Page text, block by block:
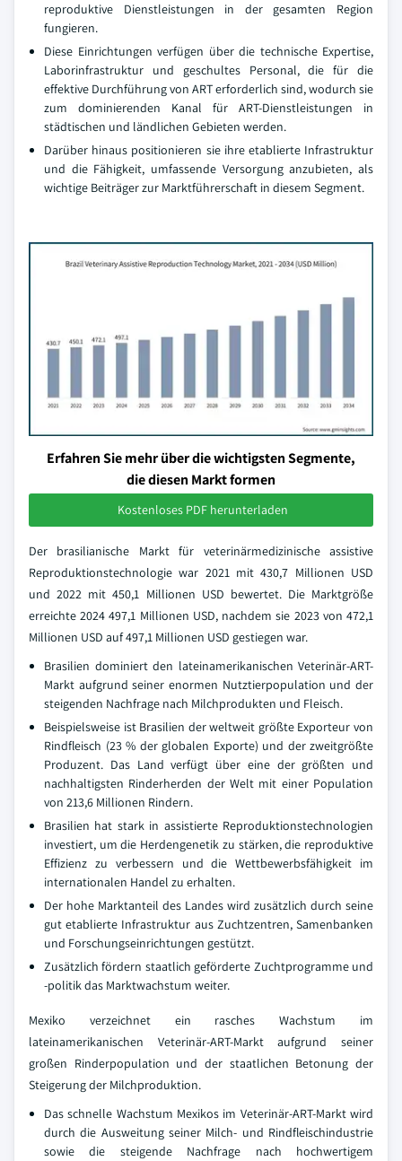
reproduktive Dienstleistungen in der gesamten Region
fungieren.
Diese Einrichtungen verfügen über die technische Expertise,
Laborinfrastruktur und geschultes Personal, die für die
effektive Durchführung von ART erforderlich sind, wodurch sie
zum dominierenden Kanal für ART-Dienstleistungen in
städtischen und ländlichen Gebieten werden.
Darüber hinaus positionieren sie ihre etablierte Infrastruktur
und die Fähigkeit, umfassende Versorgung anzubieten, als
wichtige Beiträger zur Marktführerschaft in diesem Segment.
Erfahren Sie mehr über die wichtigsten Segmente,
die diesen Markt formen
Kostenloses PDF herunterladen
Der brasilianische Markt für veterinärmedizinische assistive
Reproduktionstechnologie war 2021 mit 430,7 Millionen USD
und 2022 mit 450,1 Millionen USD bewertet. Die Marktgröße
erreichte 2024 497,1 Millionen USD, nachdem sie 2023 von 472,1
Millionen USD auf 497,1 Millionen USD gestiegen war.
Brasilien dominiert den lateinamerikanischen Veterinär-ART-
Markt aufgrund seiner enormen Nutztierpopulation und der
steigenden Nachfrage nach Milchprodukten und Fleisch.
Beispielsweise ist Brasilien der weltweit größte Exporteur von
Rindfleisch (23 % der globalen Exporte) und der zweitgrößte
Produzent. Das Land verfügt über eine der größten und
nachhaltigsten Rinderherden der Welt mit einer Population
von 213,6 Millionen Rindern.
Brasilien hat stark in assistierte Reproduktionstechnologien
investiert, um die Herdengenetik zu stärken, die reproduktive
Effizienz zu verbessern und die Wettbewerbsfähigkeit im
internationalen Handel zu erhalten.
Der hohe Marktanteil des Landes wird zusätzlich durch seine
gut etablierte Infrastruktur aus Zuchtzentren, Samenbanken
und Forschungseinrichtungen gestützt.
Zusätzlich fördern staatlich geförderte Zuchtprogramme und
-politik das Marktwachstum weiter.
Mexiko verzeichnet ein rasches Wachstum im
lateinamerikanischen Veterinär-ART-Markt aufgrund seiner
großen Rinderpopulation und der staatlichen Betonung der
Steigerung der Milchproduktion.
Das schnelle Wachstum Mexikos im Veterinär-ART-Markt wird
durch die Ausweitung seiner Milch- und Rindfleischindustrie
sowie die steigende Nachfrage nach hochwertigem